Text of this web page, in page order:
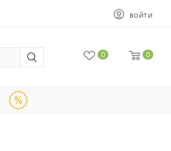
ВОЙТИ
0 0